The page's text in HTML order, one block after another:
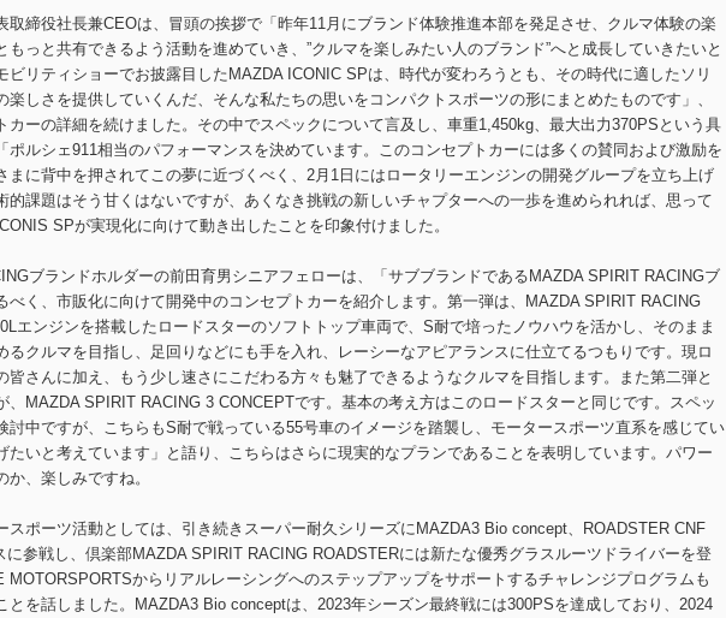
取締役社長兼CEOは、冒頭の挨拶で「昨年11月にブランド体験推進本部を発足させ、クルマ体験の楽
もっと共有できるよう活動を進めていき、”クルマを楽しみたい人のブランド”へと成長していきたいと
ビリティショーでお披露目したMAZDA ICONIC SPは、時代が変わろうとも、その時代に適したソリ
楽しさを提供していくんだ、そんな私たちの思いをコンパクトスポーツの形にまとめたものです」、
カーの詳細を続けました。その中でスペックについて言及し、車重1,450kg、最大出力370PSという具
ポルシェ911相当のパフォーマンスを決めています。このコンセプトカーには多くの賛同および激励を
まに背中を押されてこの夢に近づくべく、2月1日にはロータリーエンジンの開発グループを立ち上げ
的課題はそう甘くはないですが、あくなき挑戦の新しいチャプターへの一歩を進められれば、思って
SPが実現化に向けて動き出したことを印象付けました。
ブランドホルダーの前田育男シニアフェローは、「サブブランドであるMAZDA SPIRIT RACINGブ
べく、市販化に向けて開発中のコンセプトカーを紹介します。第一弾は、MAZDA SPIRIT RACING
エンジンを搭載したロードスターのソフトトップ車両で、S耐で培ったノウハウを活かし、そのまま
るクルマを目指し、足回りなどにも手を入れ、レーシーなアピアランスに仕立てるつもりです。現ロ
皆さんに加え、もう少し速さにこだわる方々も魅了できるようなクルマを目指します。また第二弾と
、MAZDA SPIRIT RACING 3 CONCEPTです。基本の考え方はこのロードスターと同じです。スペッ
討中ですが、こちらもS耐で戦っている55号車のイメージを踏襲し、モータースポーツ直系を感じてい
たいと考えています」と語り、こちらはさらに現実的なプランであることを表明しています。パワー
、楽しみですね。
スポーツ活動としては、引き続きスーパー耐久シリーズにMAZDA3 Bio concept、ROADSTER CNF
に参戦し、倶楽部MAZDA SPIRIT RACING ROADSTERには新たな優秀グラスルーツドライバーを登
MOTORSPORTSからリアルレーシングへのステップアップをサポートするチャレンジプログラムも
とを話しました。MAZDA3 Bio conceptは、2023年シーズン最終戦には300PSを達成しており、2024